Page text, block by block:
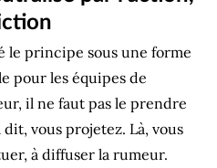
le principe sous une forme
pour les équipes de
il ne faut pas le prendre
vous projetez. Là, vous
à diffuser la rumeur.